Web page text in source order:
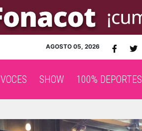
AGOSTO 05, 2026
VOCES SHOW 100% DEPORTES